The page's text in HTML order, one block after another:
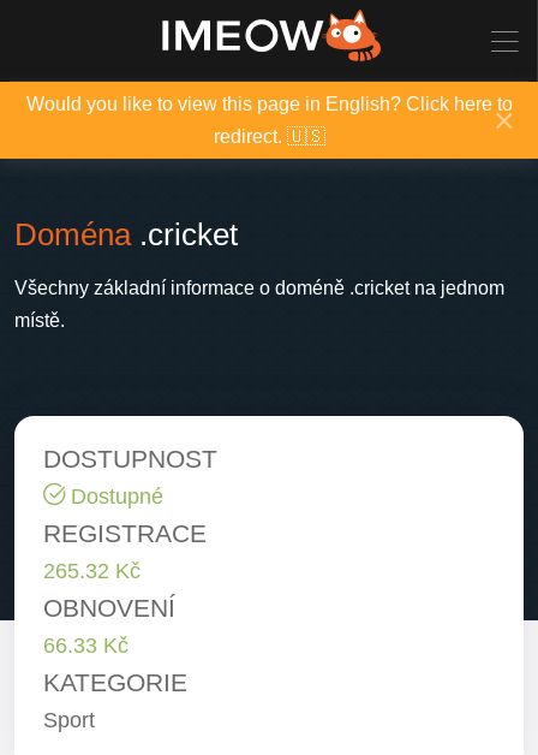
Would you like to view this page in English? Click here to
redirect. 🇺🇸
×
Doména.cricket
Všechny základní informace o doméně .cricket na jednom
místě.
DOSTUPNOST
Dostupné
REGISTRACE
265.32 Kč
OBNOVENÍ
66.33 Kč
KATEGORIE
Sport